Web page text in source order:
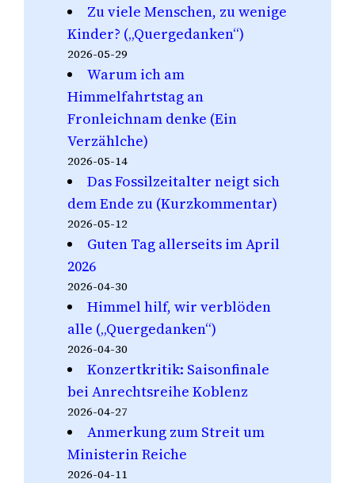
Zu viele Menschen, zu wenige
Kinder? („Quergedanken“)
2026-05-29
Warum ich am
Himmelfahrtstag an
Fronleichnam denke (Ein
Verzählche)
2026-05-14
Das Fossilzeitalter neigt sich
dem Ende zu (Kurzkommentar)
2026-05-12
Guten Tag allerseits im April
2026
2026-04-30
Himmel hilf, wir verblöden
alle („Quergedanken“)
2026-04-30
Konzertkritik: Saisonfinale
bei Anrechtsreihe Koblenz
2026-04-27
Anmerkung zum Streit um
Ministerin Reiche
2026-04-11